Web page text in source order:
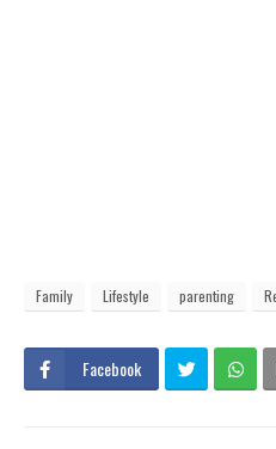
Family Lifestyle parenting
Facebook